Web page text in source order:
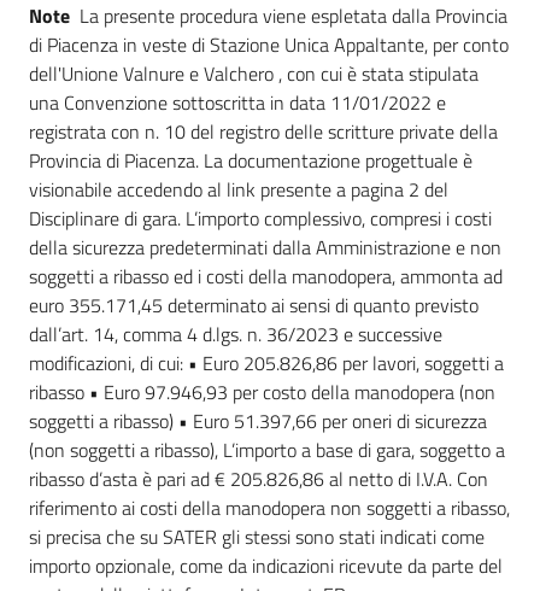
Note La presente procedura viene espletata dalla Provincia
di Piacenza in veste di Stazione Unica Appaltante, per conto
dell'Unione Valnure e Valchero , con cui è stata stipulata
una Convenzione sottoscritta in data 11/01/2022 e
registrata con n. 10 del registro delle scritture private della
Provincia di Piacenza. La documentazione progettuale è
visionabile accedendo al link presente a pagina 2 del
Disciplinare di gara. L’importo complessivo, compresi i costi
della sicurezza predeterminati dalla Amministrazione e non
soggetti a ribasso ed i costi della manodopera, ammonta ad
euro 355.171,45 determinato ai sensi di quanto previsto
dall’art. 14, comma 4 d.lgs. n. 36/2023 e successive
modificazioni, di cui: • Euro 205.826,86 per lavori, soggetti a
ribasso • Euro 97.946,93 per costo della manodopera (non
soggetti a ribasso) • Euro 51.397,66 per oneri di sicurezza
(non soggetti a ribasso), L’importo a base di gara, soggetto a
ribasso d’asta è pari ad € 205.826,86 al netto di I.V.A. Con
riferimento ai costi della manodopera non soggetti a ribasso,
si precisa che su SATER gli stessi sono stati indicati come
importo opzionale, come da indicazioni ricevute da parte del